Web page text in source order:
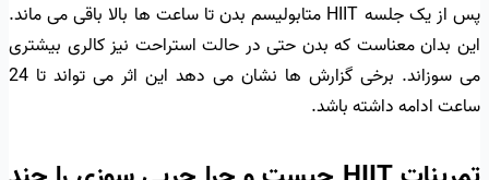
پس از یک جلسه HIIT متابولیسم بدن تا ساعت ها بالا باقی می ماند.
این بدان معناست که بدن حتی در حالت استراحت نیز کالری بیشتری
می سوزاند. برخی گزارش ها نشان می دهد این اثر می تواند تا 24
ساعت ادامه داشته باشد.